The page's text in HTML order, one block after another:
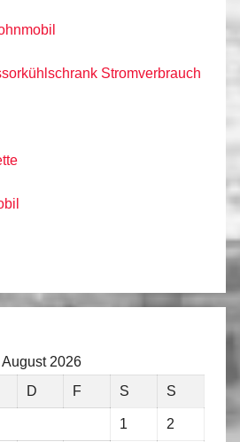
Stromverbrauch
August 2026
D F S S
1 2